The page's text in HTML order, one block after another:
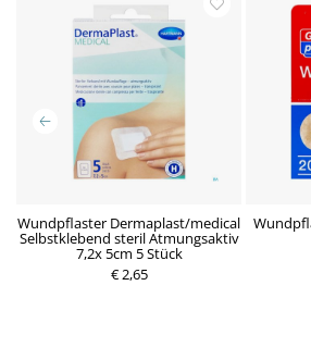
Wundpflaster Dermaplast/medical
Selbstklebend steril Atmungsaktiv
7,2x 5cm 5 Stück
€ 2,65
P